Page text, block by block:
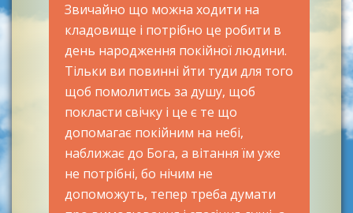
Звичайно що можна ходити на
кладовище і потрібно це робити в
день народження покійної людини.
Тільки ви повинні йти туди для того
щоб помолитись за душу, щоб
покласти свічку і це є те що
допомагає покійним на небі,
наближає до Бога, а вітання їм уже
не потрібні, бо нічим не
допоможуть, тепер треба думати